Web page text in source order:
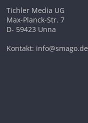
Tichler Media UG
Max-Planck-Str. 7
D- 59423 Unna
Kontakt: info@smago.de